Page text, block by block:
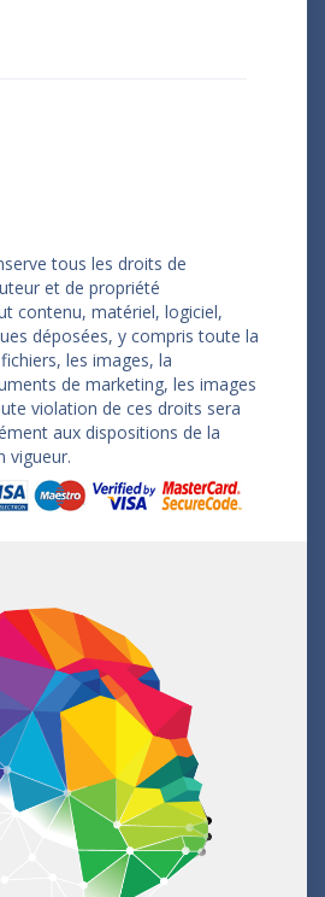
tous les droits de
et de propriété
contenu, matériel, logiciel,
déposées, y compris toute la
les images, la
de marketing, les images
violation de ces droits sera
aux dispositions de la
vigueur.